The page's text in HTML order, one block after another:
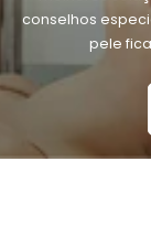
conselhos
pele